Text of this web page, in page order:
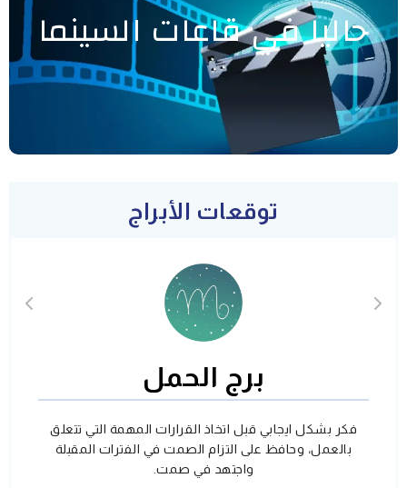
حاليا في قاعات السينما
توقعات الأبراج
برج الحمل
فكر بشكل ايجابي قبل اتخاذ القرارات المهمة التي تتعلق
بالعمل، وحافظ على التزام الصمت في الفترات المقبلة
واجتهد في صمت.